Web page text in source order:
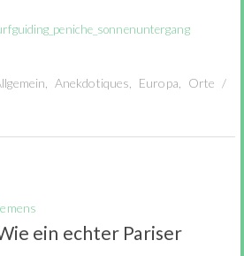
Anekdotiques Europa Orte /
ein echter Pariser